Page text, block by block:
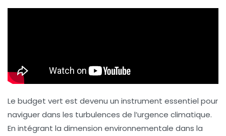
Le budget vert est devenu un instrument essentiel pour
naviguer dans les turbulences de l’urgence climatique.
En intégrant la dimension environnementale dans la